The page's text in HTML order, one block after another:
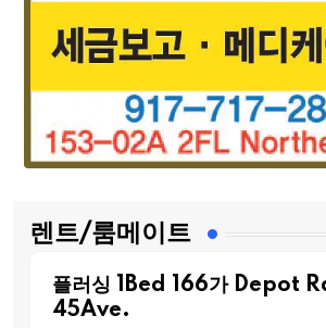
렌트/룸메이트
플러싱 1Bed 166가 Depot
45Ave.